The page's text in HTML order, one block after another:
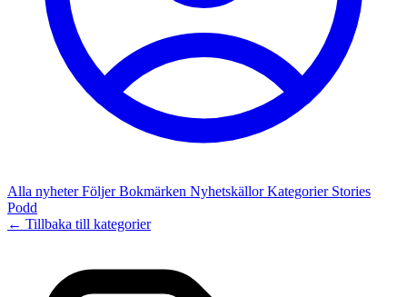
Alla nyheterFöljerBokmärken NyhetskällorKategorier Stories
Podd
← Tillbaka till kategorier